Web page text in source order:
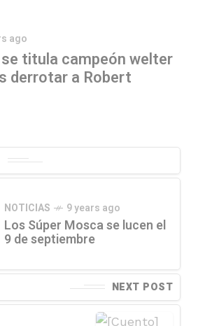
ago
titula campeón welter
derrotar a Robert
NOTICIAS 9 years ago
Los Súper Mosca se lucen el
9 de septiembre
NEXT POST